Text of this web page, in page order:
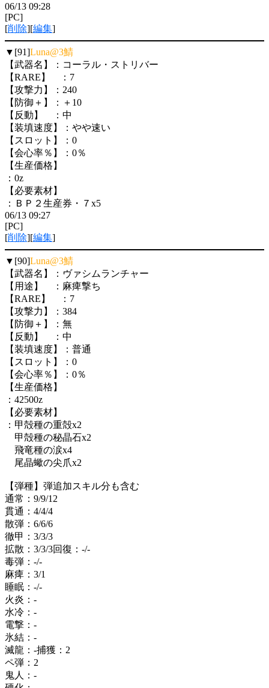
06/13 09:28
[PC]
[削除][編集]
▼[91]Luna@3鯖
【武器名】：コーラル・ストリバー
【RARE】 ：7
【攻撃力】：240
【防御＋】：＋10
【反動】 ：中
【装填速度】：やや速い
【スロット】：0
【会心率％】：0％
【生産価格】
：0z
【必要素材】
：ＢＰ２生産券・７x5
06/13 09:27
[PC]
[削除][編集]
▼[90]Luna@3鯖
【武器名】：ヴァシムランチャー
【用途】 ：麻痺撃ち
【RARE】 ：7
【攻撃力】：384
【防御＋】：無
【反動】 ：中
【装填速度】：普通
【スロット】：0
【会心率％】：0％
【生産価格】
：42500z
【必要素材】
：甲殻種の重殻x2
甲殻種の秘晶石x2
飛竜種の涙x4
尾晶蠍の尖爪x2
【弾種】弾追加スキル分も含む
通常：9/9/12
貫通：4/4/4
散弾：6/6/6
徹甲：3/3/3
拡散：3/3/3回復：-/-
毒弾：-/-
麻痺：3/1
睡眠：-/-
火炎：-
水冷：-
電撃：-
氷結：-
滅龍：-捕獲：2
ペ弾：2
鬼人：-